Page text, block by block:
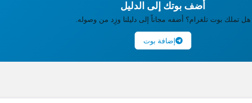
أضف بوتك إلى الدليل
هل تملك بوت تلغرام؟ أضفه مجاناً إلى دليلنا وزِد من وصوله.
إضافة بوت